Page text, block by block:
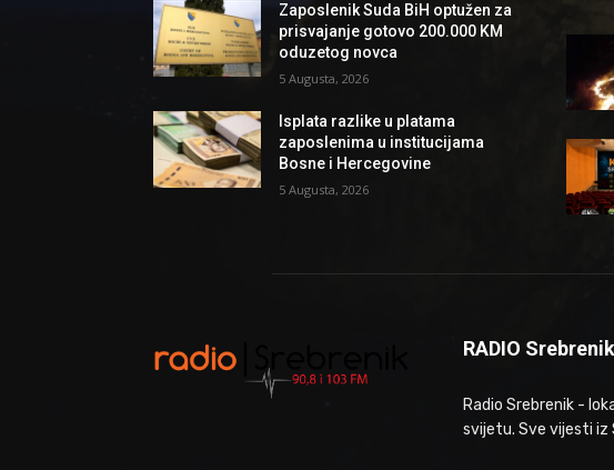
Zaposlenik Suda BiH optužen za
prisvajanje gotovo 200.000 KM
oduzetog novca
5 Augusta, 2026
Isplata razlike u platama
zaposlenima u institucijama
Bosne i Hercegovine
5 Augusta, 2026
RADIO Srebrenik
Radio Srebrenik -
svijetu. Sve vijesti iz